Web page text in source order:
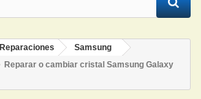
Reparaciones
Samsung
Reparar o cambiar cristal Samsung Galaxy